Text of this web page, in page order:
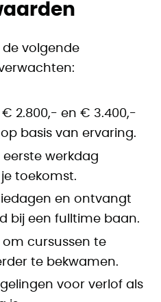
de volgende
€ 2.800,- en € 3.400,-
basis van ervaring.
werkdag
toekomst.
en ontvangt
bij een fulltime baan.
om cursussen te
te bekwamen.
voor verlof als